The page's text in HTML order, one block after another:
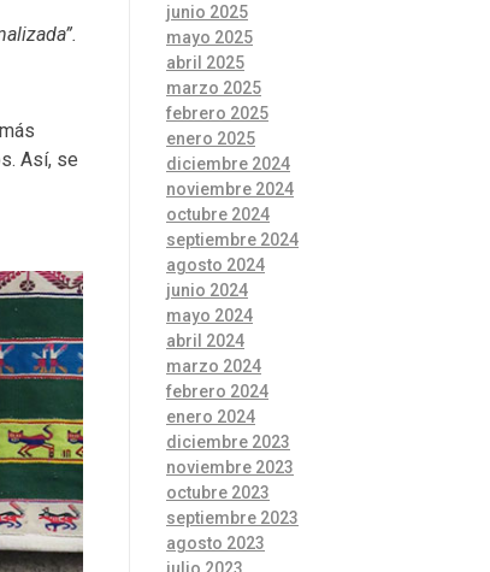
Así, se
junio 2025
mayo 2025
abril 2025
marzo 2025
febrero 2025
enero 2025
diciembre 2024
noviembre 2024
octubre 2024
septiembre 2024
agosto 2024
junio 2024
mayo 2024
abril 2024
marzo 2024
febrero 2024
enero 2024
diciembre 2023
noviembre 2023
octubre 2023
septiembre 2023
agosto 2023
julio 2023